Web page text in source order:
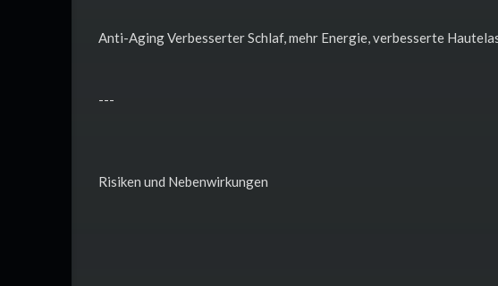
Anti-Aging Verbesserter Schlaf, mehr Energie, verbesserte
---
Risiken und Nebenwirkungen